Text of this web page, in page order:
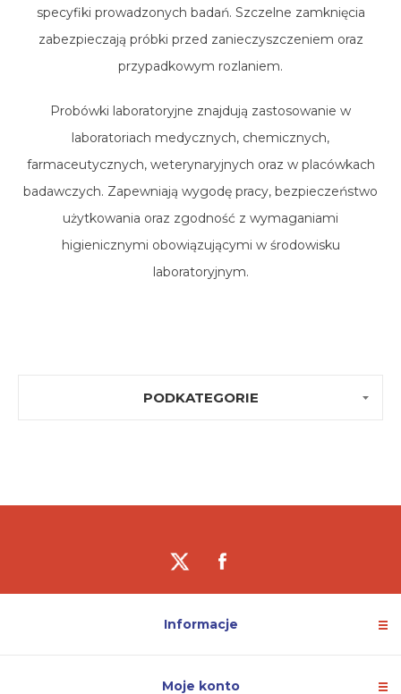
specyfiki prowadzonych badań. Szczelne zamknięcia
zabezpieczają próbki przed zanieczyszczeniem oraz
przypadkowym rozlaniem.
Probówki laboratoryjne znajdują zastosowanie w
laboratoriach medycznych, chemicznych,
farmaceutycznych, weterynaryjnych oraz w placówkach
badawczych. Zapewniają wygodę pracy, bezpieczeństwo
użytkowania oraz zgodność z wymaganiami
higienicznymi obowiązującymi w środowisku
laboratoryjnym.
PODKATEGORIE
Informacje
Moje konto